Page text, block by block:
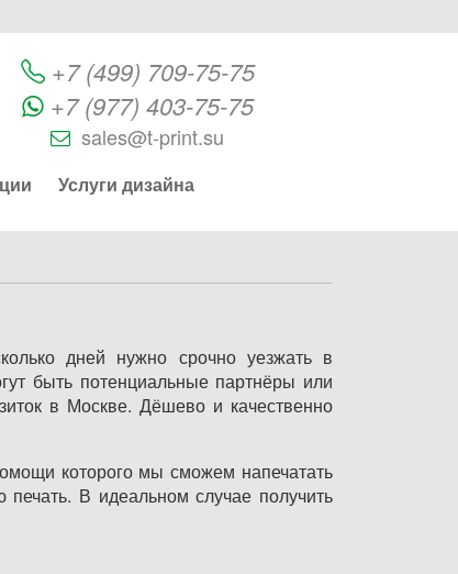
+7 (499) 709-75-75
+7 (977) 403-75-75
sales@t-print.su
Услуги дизайна
дней нужно срочно уезжать в
быть потенциальные партнёры или
в Москве. Дёшево и качественно
которого мы сможем напечатать
В идеальном случае получить